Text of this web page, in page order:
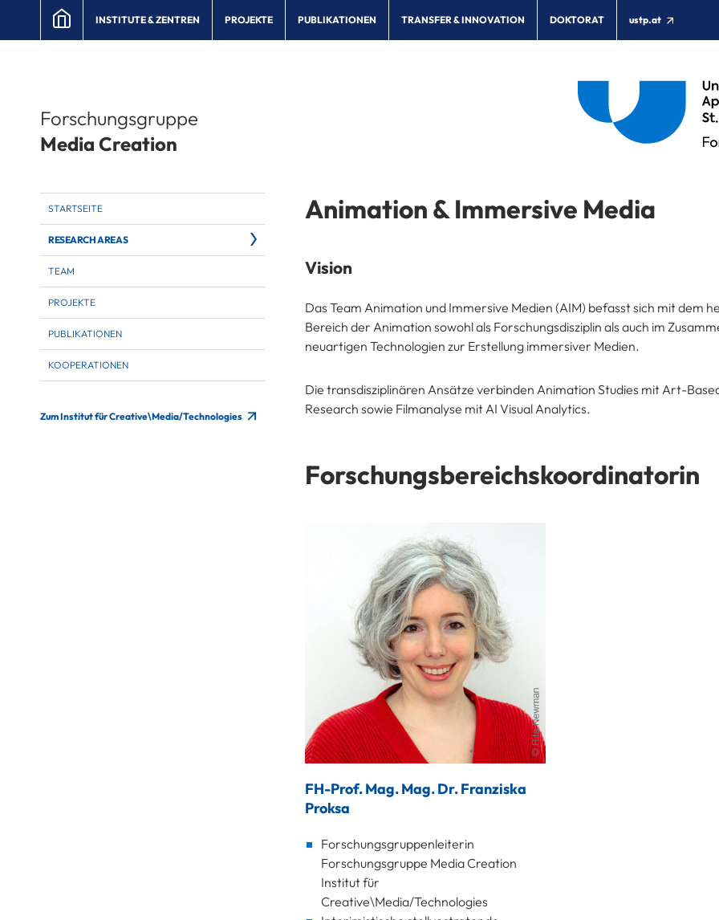
INSTITUTE & ZENTREN PROJEKTE PUBLIKATIONEN TRANSFER & INNOVATION DOKTORAT ustp.at
Forschungsgruppe
Media Creation
STARTSEITE
RESEARCH AREAS
TEAM
PROJEKTE
PUBLIKATIONEN
KOOPERATIONEN
Zum Institut für Creative\Media/Technologies
Animation & Immersive Media
Vision
Das Team Animation und Immersive Medien (AIM) befasst sich mit dem
Bereich der Animation sowohl als Forschungsdisziplin als auch im
neuartigen Technologien zur Erstellung immersiver Medien.
Die transdisziplinären Ansätze verbinden Animation Studies mit Art-
Research sowie Filmanalyse mit AI Visual Analytics.
Forschungsbereichskoordinatorin
FH-Prof. Mag. Mag. Dr. Franziska
Proksa
Forschungsgruppenleiterin
Forschungsgruppe Media Creation
Institut für
Creative\Media/Technologies